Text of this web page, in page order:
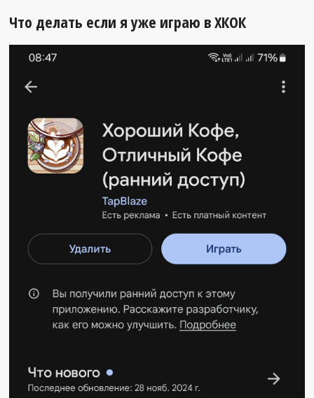
Что делать если я уже играю в ХКОК